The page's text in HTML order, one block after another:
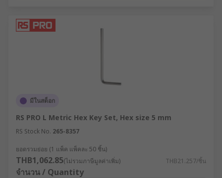
มีในสต็อก
RS PRO L Metric Hex Key Set, Hex size 5 mm
RS Stock No. 265-8357
ยอดรวมย่อย (1 แพ็ค แพ็คละ 50 ชิ้น)
THB1,062.85(ไม่รวมภาษีมูลค่าเพิ่ม) THB21.257/ชิ้น
จำนวน / Quantity